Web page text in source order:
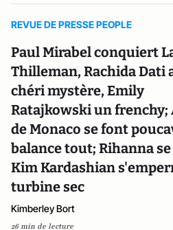
REVUE DE PRESSE PEOPLE
Paul Mirabel conquiert
Thilleman, Rachida Dati
chéri mystère, Emily
Ratajkowski un frenchy;
de Monaco se font
balance tout; Rihanna
Kim Kardashian
turbine sec
Kimberley Bort
26 min de lecture